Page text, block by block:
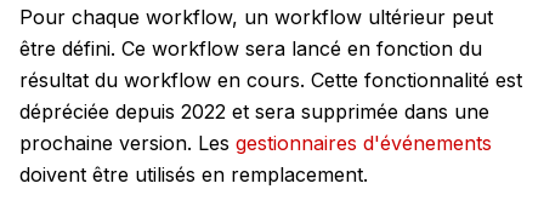
Pour chaque workflow, un workflow ultérieur peut
être défini. Ce workflow sera lancé en fonction du
résultat du workflow en cours. Cette fonctionnalité est
dépréciée depuis 2022 et sera supprimée dans une
prochaine version. Les gestionnaires d'événements
doivent être utilisés en remplacement.